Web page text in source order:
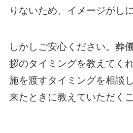
りないため、イメージがし
しかしご安心ください。葬
拶のタイミングを教えてく
施を渡すタイミングを相談
来たときに教えていただく